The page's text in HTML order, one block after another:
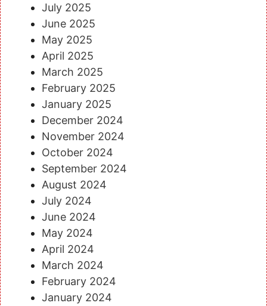
July 2025
June 2025
May 2025
April 2025
March 2025
February 2025
January 2025
December 2024
November 2024
October 2024
September 2024
August 2024
July 2024
June 2024
May 2024
April 2024
March 2024
February 2024
January 2024